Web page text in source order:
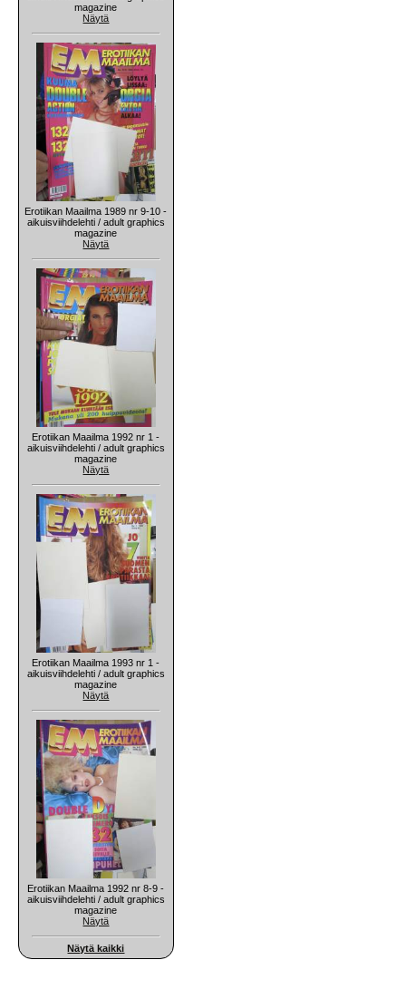
magazine
Näytä
Erotiikan Maailma 1989 nr 9-10 -
aikuisviihdelehti / adult graphics
magazine
Näytä
Erotiikan Maailma 1992 nr 1 -
aikuisviihdelehti / adult graphics
magazine
Näytä
Erotiikan Maailma 1993 nr 1 -
aikuisviihdelehti / adult graphics
magazine
Näytä
Erotiikan Maailma 1992 nr 8-9 -
aikuisviihdelehti / adult graphics
magazine
Näytä
Näytä kaikki